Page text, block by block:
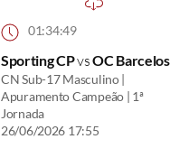
01:34:49
Sporting CPvsOC Barcelos
CN Sub-17 Masculino |
Apuramento Campeão | 1ª
Jornada
26/06/2026 17:55